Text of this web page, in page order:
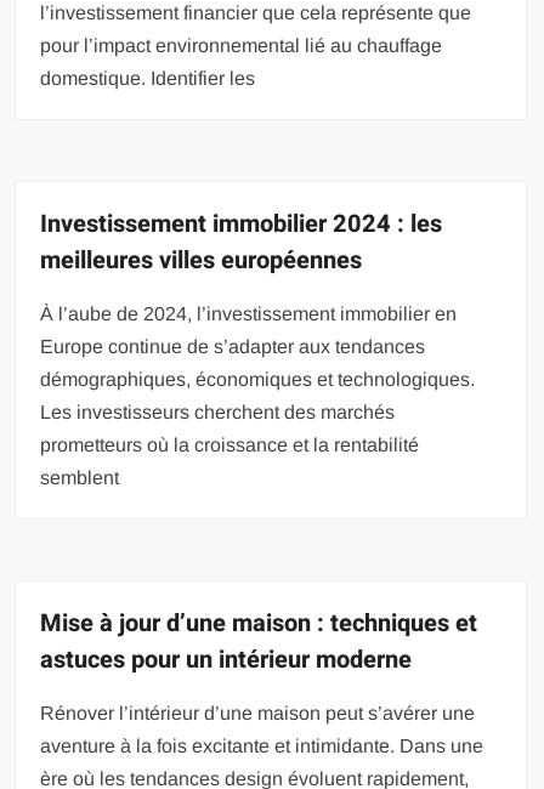
l’investissement financier que cela représente que
pour l’impact environnemental lié au chauffage
domestique. Identifier les
Investissement immobilier 2024 : les
meilleures villes européennes
À l’aube de 2024, l’investissement immobilier en
Europe continue de s’adapter aux tendances
démographiques, économiques et technologiques.
Les investisseurs cherchent des marchés
prometteurs où la croissance et la rentabilité
semblent
Mise à jour d’une maison : techniques et
astuces pour un intérieur moderne
Rénover l’intérieur d’une maison peut s’avérer une
aventure à la fois excitante et intimidante. Dans une
ère où les tendances design évoluent rapidement,